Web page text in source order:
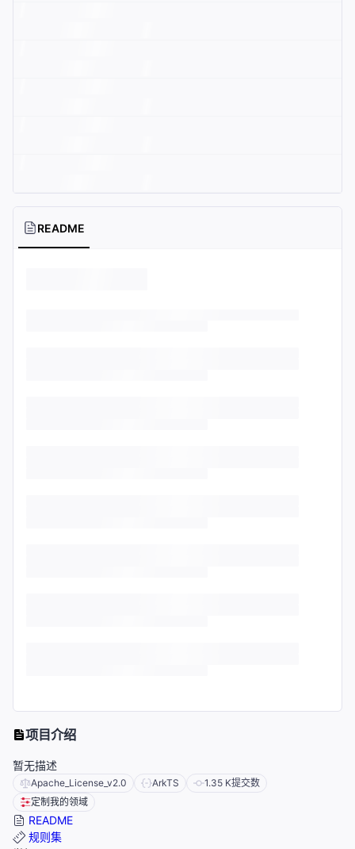
README
项目介绍
暂无描述
Apache_License_v2.0 ArkTS 1.35 K提交数
定制我的领域
README
规则集